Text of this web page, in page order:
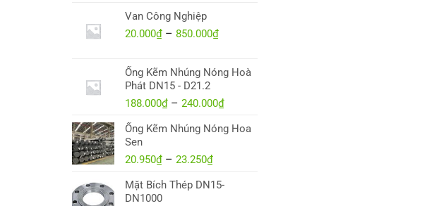
Van Công Nghiệp
20.000₫ – 850.000₫
20.000₫
850.000₫
Ống Kẽm Nhúng Nóng Hoà
Phát DN15 - D21.2
188.000₫ – 240.000₫
từ
Ống Kẽm Nhúng Nóng Hoa
Sen
20.950₫ – 23.250₫
từ
Mặt Bích Thép DN15-
DN1000